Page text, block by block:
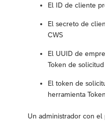
El ID de cliente
El secreto de
CWS
El UUID de
Token de
El token de
herramienta
Un administrador con